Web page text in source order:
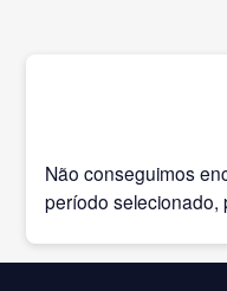
Não conseguimos
período selecionado,